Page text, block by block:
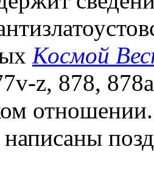
Космой
z, 878,